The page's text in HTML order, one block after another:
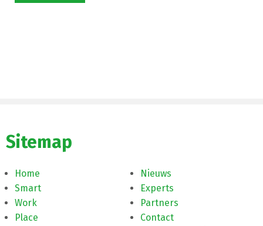
Sitemap
Home
Smart
Work
Place
Nieuws
Experts
Partners
Contact